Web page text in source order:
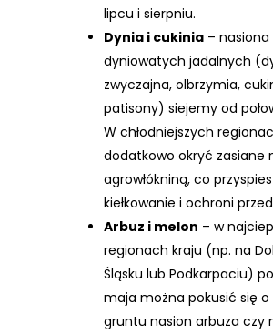
lipcu i sierpniu.
Dynia i cukinia – nasiona
dyniowatych jadalnych
zwyczajna, olbrzymia,
patisony) siejemy od
W chłodniejszych
dodatkowo okryć zasiane
agrowłókniną, co
kiełkowanie i ochroni
Arbuz i melon – w
regionach kraju (np. na
Śląsku lub Podkarpaciu)
maja można pokusić się o
gruntu nasion arbuza czy